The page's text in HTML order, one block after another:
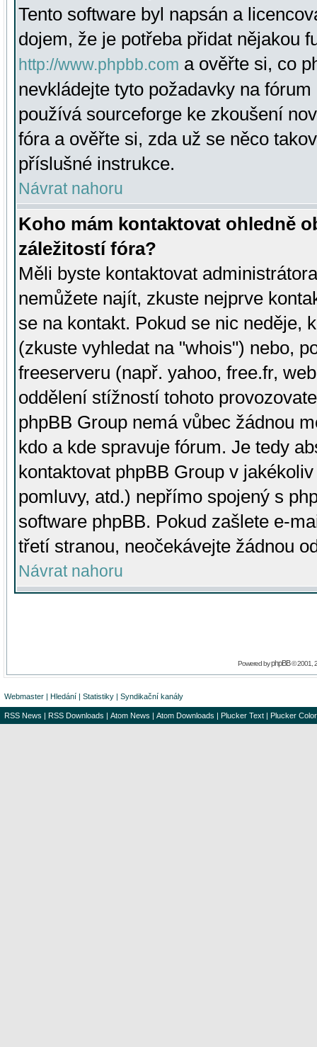
Tento software byl napsán a
dojem, že je potřeba přidat nějakou
http://www.phpbb.com a ověřte si, co
nevkládejte tyto požadavky na
používá sourceforge ke zkoušení
fóra a ověřte si, zda už se něco
příslušné instrukce.
Návrat nahoru
Koho mám kontaktovat ohledně
záležitostí fóra?
Měli byste kontaktovat
nemůžete najít, zkuste nejprve
se na kontakt. Pokud se nic neděje,
(zkuste vyhledat na "whois") nebo,
freeserveru (např. yahoo, free.fr,
oddělení stížností tohoto
phpBB Group nemá vůbec žádnou
kdo a kde spravuje fórum. Je tedy
kontaktovat phpBB Group v
pomluvy, atd.) nepřímo spojený s
software phpBB. Pokud zašlete e-
třetí stranou, neočekávejte žádnou
Návrat nahoru
Powered byphpBB© 2001,
Webmaster | Hledání | Statistiky | Syndikační kanály
RSS News | RSS Downloads | Atom News | Atom Downloads | Plucker Text | Plucker Color